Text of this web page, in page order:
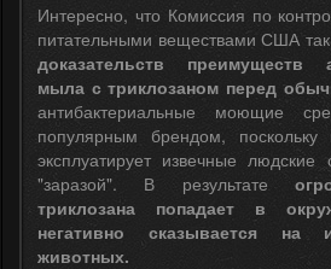
Интересно, что Комиссия по
питательными веществами США
доказательств преимуществ
мыла с триклозаном перед
антибактериальные моющие
популярным брендом, поскольку
эксплуатирует извечные людские
"заразой". В результате
триклозана попадает в
негативно сказывается на
животных.